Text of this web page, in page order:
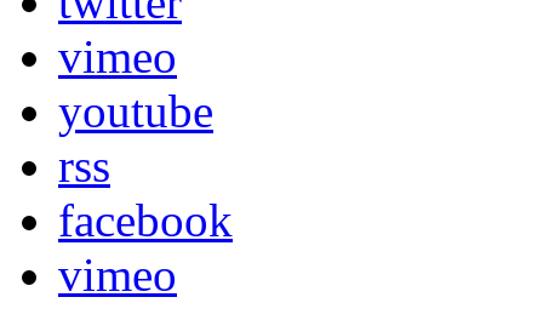
vimeo
youtube
rss
facebook
vimeo